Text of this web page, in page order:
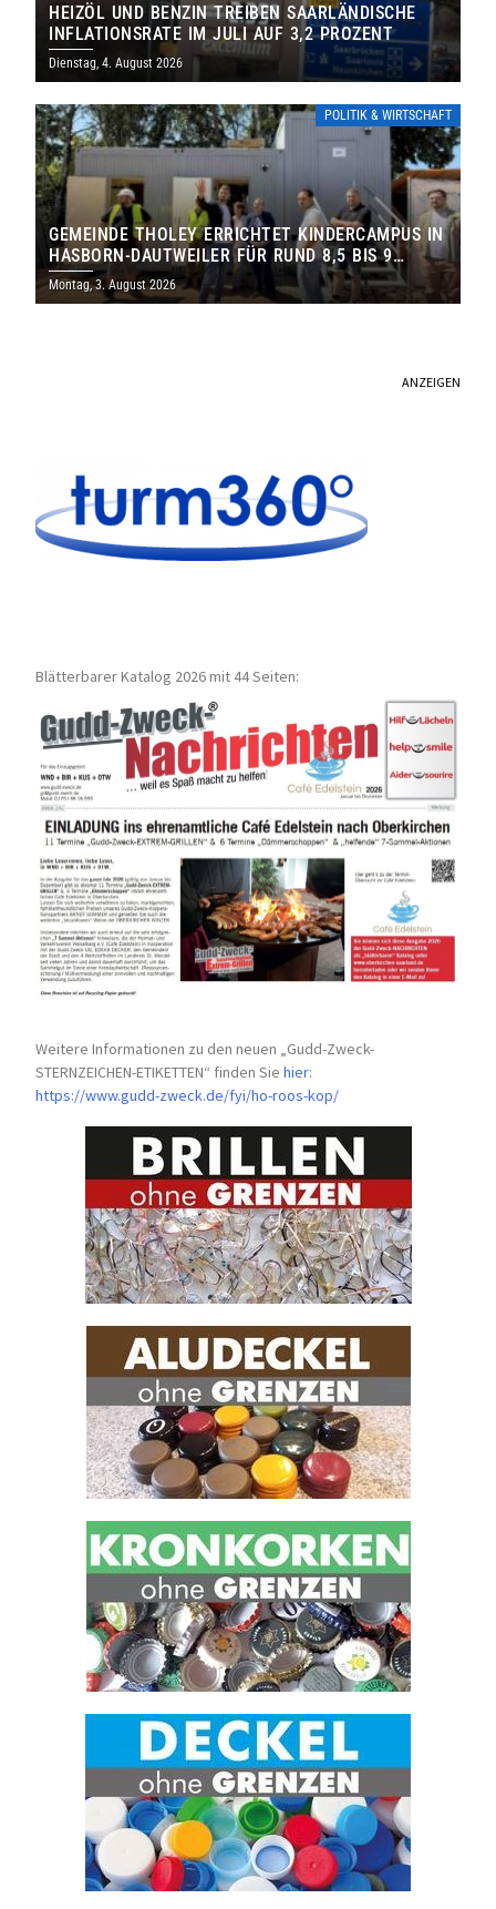
HEIZÖL UND BENZIN TREIBEN SAARLÄNDISCHE
INFLATIONSRATE IM JULI AUF 3,2 PROZENT
Dienstag, 4. August 2026
POLITIK & WIRTSCHAFT
GEMEINDE THOLEY ERRICHTET KINDERCAMPUS IN
HASBORN-DAUTWEILER FÜR RUND 8,5 BIS 9
MILLIONEN EURO
Montag, 3. August 2026
ANZEIGEN
Blätterbarer Katalog 2026 mit 44 Seiten:
Weitere Informationen zu den neuen „Gudd-Zweck-
STERNZEICHEN-ETIKETTEN“ finden Siehier:
https://www.gudd-zweck.de/fyi/ho-roos-kop/